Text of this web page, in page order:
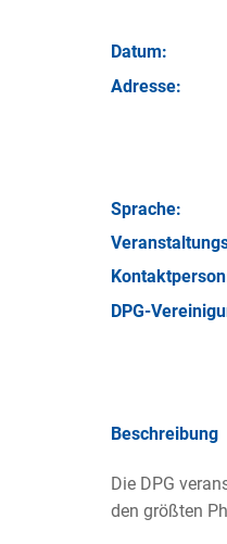
Datum:
Adresse:
Sprache:
DPG-
Beschreibung
Die DPG
den größten